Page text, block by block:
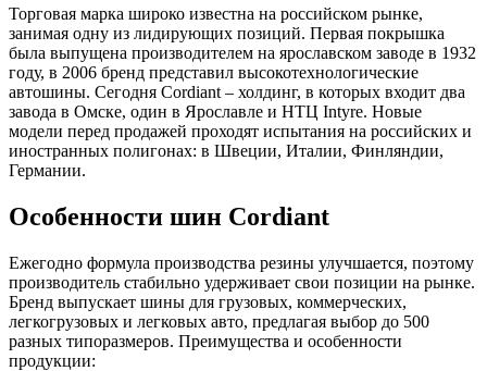
Торговая марка широко известна на российском рынке,
занимая одну из лидирующих позиций. Первая покрышка
была выпущена производителем на ярославском заводе в 1932
году, в 2006 бренд представил высокотехнологические
автошины. Сегодня Cordiant – холдинг, в которых входит два
завода в Омске, один в Ярославле и НТЦ Intyre. Новые
модели перед продажей проходят испытания на российских и
иностранных полигонах: в Швеции, Италии, Финляндии,
Германии.
Особенности шин Cordiant
Ежегодно формула производства резины улучшается, поэтому
производитель стабильно удерживает свои позиции на рынке.
Бренд выпускает шины для грузовых, коммерческих,
легкогрузовых и легковых авто, предлагая выбор до 500
разных типоразмеров. Преимущества и особенности
продукции: